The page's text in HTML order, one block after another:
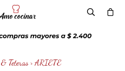
Teteras > ARIETE